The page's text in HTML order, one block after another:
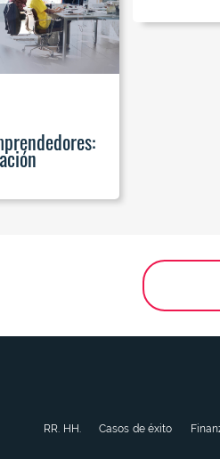
RR. HH. Casos de éxito